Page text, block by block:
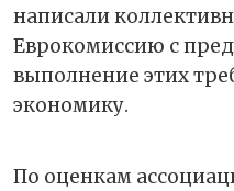
написали
Еврокомиссию с
выполнение этих
экономику.
По оценкам